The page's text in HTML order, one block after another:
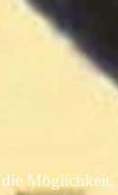
die Möglichkeit,